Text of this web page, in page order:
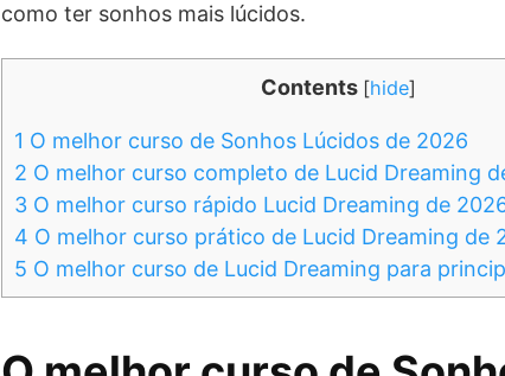
como ter sonhos mais lúcidos.
Contents [hide]
1 O melhor curso de Sonhos Lúcidos de 2026
2 O melhor curso completo de Lucid Dreaming
3 O melhor curso rápido Lucid Dreaming de
4 O melhor curso prático de Lucid Dreaming de
5 O melhor curso de Lucid Dreaming para